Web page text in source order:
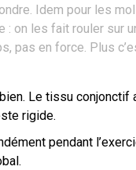
Idem pour les
: on les fait rouler sur
pas en force. Plus
Le tissu conjonctif
rigide.
pendant